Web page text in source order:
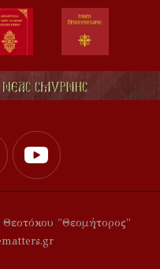
"Θεομήτορος"